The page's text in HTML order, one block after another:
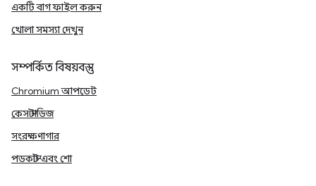
একটি বাগ ফাইল করুন
খোলা সমস্যা দেখুন
সম্পর্কিত বিষয়বস্তু
Chromium আপডেট
কেস স্টাডিজ
সংরক্ষণাগার
পডকাস্ট এবং শো